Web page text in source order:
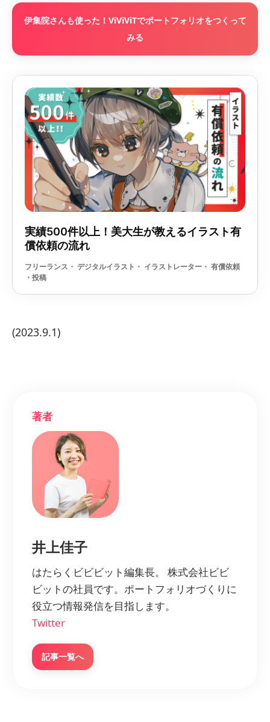
伊集院さんも使った！ViViViTでポートフォリオをつくって
みる
(2023.9.1)
著者
井上佳子
はたらくビビビット編集長。 株式会社ビビ
ビットの社員です。ポートフォリオづくりに
役立つ情報発信を目指します。
Twitter
記事一覧へ